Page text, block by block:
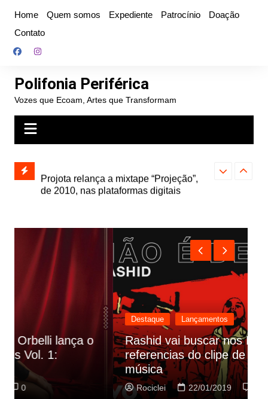
conteúdo
Home Quem somos Expediente Patrocínio
Doação
Contato
Polifonia Periférica
Vozes que Ecoam, Artes que Transformam
e abre
autoral,
de 2010, nas plataformas digitais
Farofa
Destaque Lançamentos
Rashid vai buscar nos HQs as
referencias do clipe de sua nova
música
Rociclei 22/01/2019 0